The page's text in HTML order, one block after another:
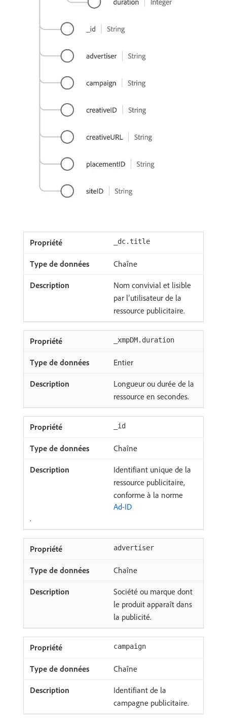
_dc.title
Chaîne
Nom convivial et lisible
par l’utilisateur de la
ressource publicitaire.
_xmpDM.duration
Entier
Longueur ou durée de la
ressource en secondes.
_id
Chaîne
Identifiant unique de la
ressource publicitaire,
conforme à la norme
Ad-ID
.
advertiser
Chaîne
Société ou marque dont
le produit apparaît dans
la publicité.
campaign
Chaîne
Identifiant de la
campagne publicitaire.